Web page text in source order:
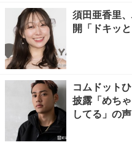
須田亜香里
開「ドキッ
コムドット
披露「めち
してる」の声